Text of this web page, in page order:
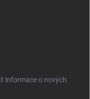
informace o nových